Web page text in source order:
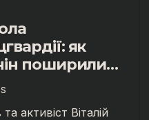
як
поширили
активіст Віталій